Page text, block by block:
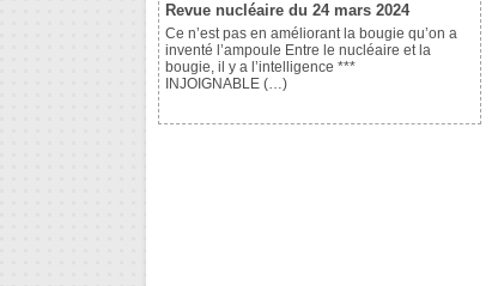
Revue nucléaire du 24 mars 2024
Ce n’est pas en améliorant la bougie qu’on a
inventé l’ampoule Entre le nucléaire et la
bougie, il y a l’intelligence ***
INJOIGNABLE (…)